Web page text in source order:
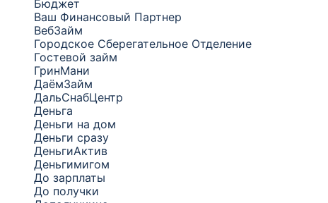
Бюджет
Ваш Финансовый Партнер
ВебЗайм
Городское Сберегательное Отделение
Гостевой займ
ГринМани
ДаёмЗайм
ДальСнабЦентр
Деньга
Деньги на дом
Деньги сразу
ДеньгиАктив
Деньгимигом
До зарплаты
До получки